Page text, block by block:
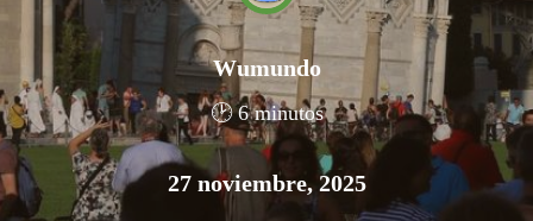
Wumundo
🕑 6 minutos
27 noviembre, 2025